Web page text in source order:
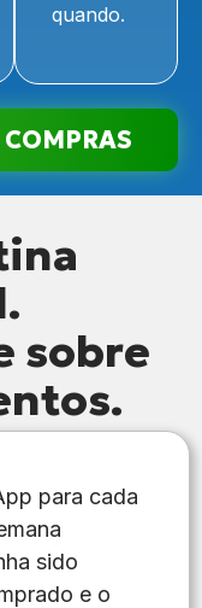
quando.
sobre
para cada
sido
e o